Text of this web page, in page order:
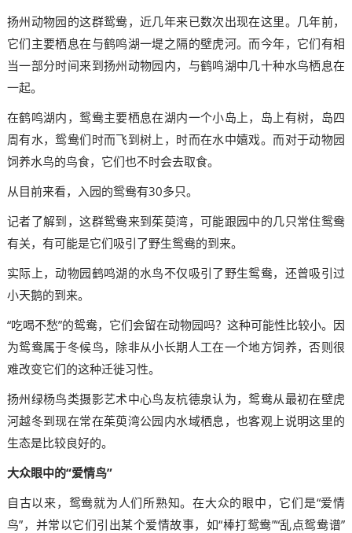
扬州动物园的这群鸳鸯，近几年来已数次出现在这里。几年前，
它们主要栖息在与鹤鸣湖一堤之隔的壁虎河。而今年，它们有相
当一部分时间来到扬州动物园内，与鹤鸣湖中几十种水鸟栖息在
一起。
在鹤鸣湖内，鸳鸯主要栖息在湖内一个小岛上，岛上有树，岛四
周有水，鸳鸯们时而飞到树上，时而在水中嬉戏。而对于动物园
饲养水鸟的鸟食，它们也不时会去取食。
从目前来看，入园的鸳鸯有30多只。
记者了解到，这群鸳鸯来到茱萸湾，可能跟园中的几只常住鸳鸯
有关，有可能是它们吸引了野生鸳鸯的到来。
实际上，动物园鹤鸣湖的水鸟不仅吸引了野生鸳鸯，还曾吸引过
小天鹅的到来。
“吃喝不愁”的鸳鸯，它们会留在动物园吗？这种可能性比较小。因
为鸳鸯属于冬候鸟，除非从小长期人工在一个地方饲养，否则很
难改变它们的这种迁徙习性。
扬州绿杨鸟类摄影艺术中心鸟友杭德泉认为，鸳鸯从最初在壁虎
河越冬到现在常在茱萸湾公园内水域栖息，也客观上说明这里的
生态是比较良好的。
大众眼中的“爱情鸟”
自古以来，鸳鸯就为人们所熟知。在大众的眼中，它们是“爱情
鸟”，并常以它们引出某个爱情故事，如“棒打鸳鸯”“乱点鸳鸯谱”